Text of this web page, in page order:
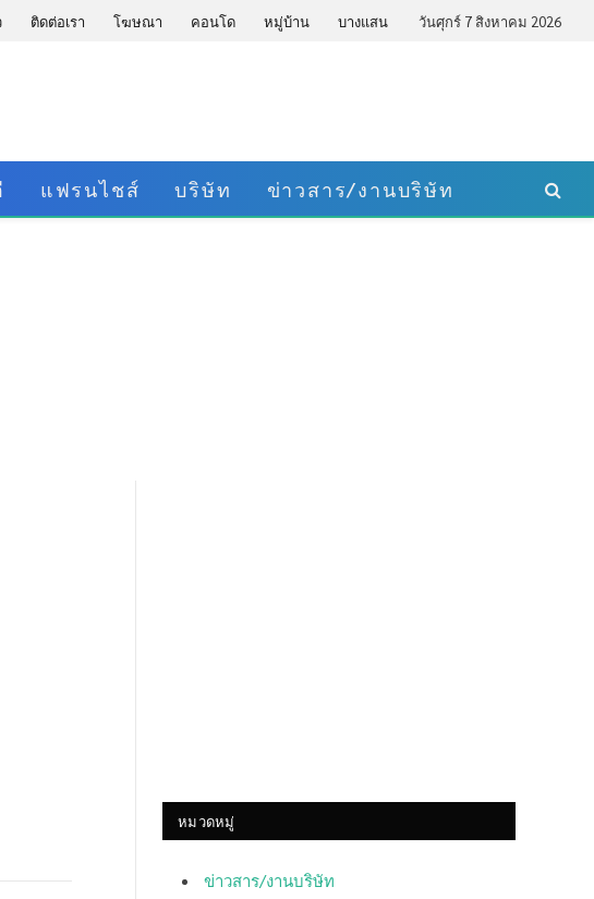
ติดต่อเรา โฆษณา คอนโด หมู่บ้าน บางแสน วันศุกร์ 7 สิงหาคม 2026
แฟรนไชส์ บริษัท ข่าวสาร/งานบริษัท
หมวดหมู่
ข่าวสาร/งานบริษัท